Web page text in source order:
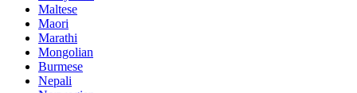
Maltese
Maori
Marathi
Mongolian
Burmese
Nepali